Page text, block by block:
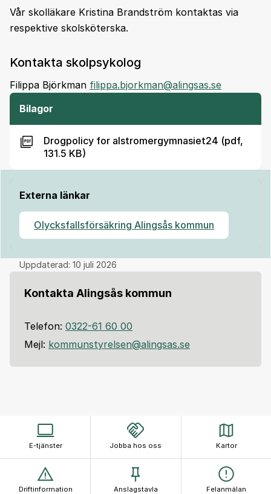
Vår skolläkare Kristina Brandström kontaktas via
respektive skolsköterska.
Kontakta skolpsykolog
Filippa Björkman filippa.bjorkman@alingsas.se
Bilagor
Drogpolicy for alstromergymnasiet24 (pdf,
131.5 KB)
Externa länkar
Olycksfallsförsäkring Alingsås kommun
Uppdaterad: 10 juli 2026
Kontakta Alingsås kommun
Telefon: 0322-61 60 00
Mejl: kommunstyrelsen@alingsas.se
E-tjänster Jobba hos oss Kartor
Driftinformation Anslagstavla Felanmälan